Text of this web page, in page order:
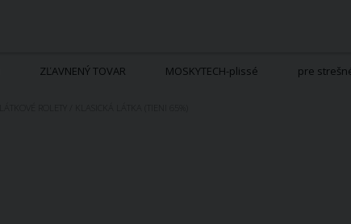
ZĽAVNENÝ TOVAR MOSKYTECH-plissé pre